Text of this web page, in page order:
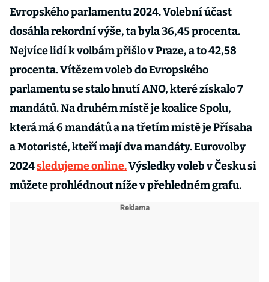
Evropského parlamentu 2024. Volební účast
dosáhla rekordní výše, ta byla 36,45 procenta.
Nejvíce lidí k volbám přišlo v Praze, a to 42,58
procenta. Vítězem voleb do Evropského
parlamentu se stalo hnutí ANO, které získalo 7
mandátů. Na druhém místě je koalice Spolu,
která má 6 mandátů a na třetím místě je Přísaha
a Motoristé, kteří mají dva mandáty. Eurovolby
2024sledujeme online.Výsledky voleb v Česku si
můžete prohlédnout níže v přehledném grafu.